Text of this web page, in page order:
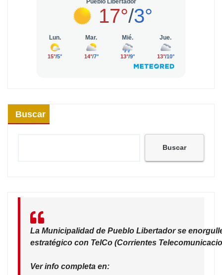
Buscar
Buscar
La Municipalidad de Pueblo Libertador se
estratégico con TelCo (Corrientes
Ver info completa en: